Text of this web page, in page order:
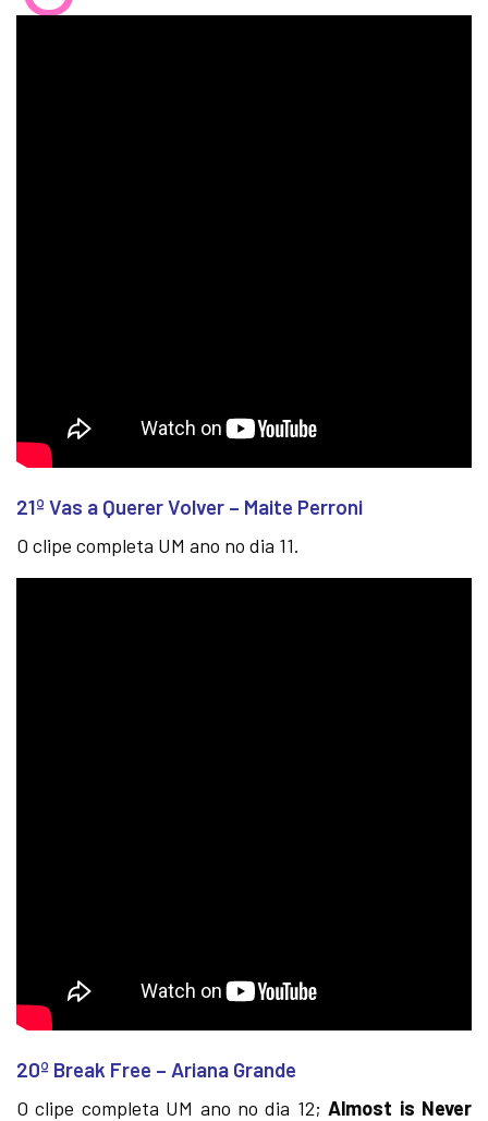
21º Vas a Querer Volver – Maite Perroni
O clipe completa UM ano no dia 11.
20º Break Free – Ariana Grande
O clipe completa UM ano no dia 12;Almost is Never